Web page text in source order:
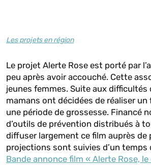
Les projets en région
Le projet Alerte Rose est porté par
peu après avoir accouché. Cette
jeunes femmes. Suite aux
mamans ont décidées de réaliser
une période de grossesse. Financé
d’outils de prévention distribués à
diffuser largement ce film auprès de
projections sont suivies d’un temps
Bande annonce film « Alerte Rose,